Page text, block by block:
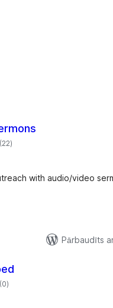
(22vērtējumu
kopsumma
)
with audio/video
Pārbaudīts
(0vērtējumu
kopsumma
)